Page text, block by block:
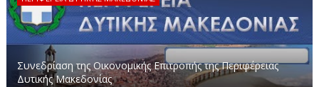
Συνεδρίαση της Οικονομικής Επιτροπής της Περιφέρειας
Δυτικής Μακεδονίας